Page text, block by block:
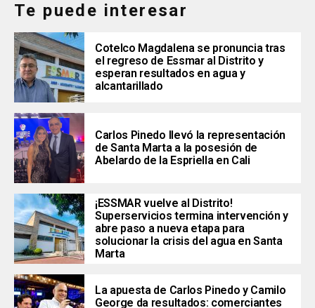
Te puede interesar
Cotelco Magdalena se pronuncia tras
el regreso de Essmar al Distrito y
esperan resultados en agua y
alcantarillado
Carlos Pinedo llevó la representación
de Santa Marta a la posesión de
Abelardo de la Espriella en Cali
¡ESSMAR vuelve al Distrito!
Superservicios termina intervención y
abre paso a nueva etapa para
solucionar la crisis del agua en Santa
Marta
La apuesta de Carlos Pinedo y Camilo
George da resultados: comerciantes